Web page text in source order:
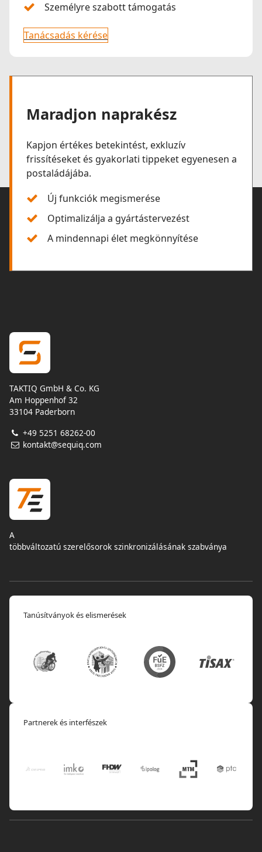
Személyre szabott támogatás
Tanácsadás kérése
Maradjon naprakész
Kapjon értékes betekintést, exkluzív
frissítéseket és gyakorlati tippeket egyenesen a
postaládájába.
Új funkciók megismerése
Optimalizálja a gyártástervezést
A mindennapi élet megkönnyítése
TAKTIQ GmbH & Co. KG
Am Hoppenhof 32
33104 Paderborn
+49 5251 68262-00
kontakt@sequiq.com
A
többváltozatú szerelősorok szinkronizálásának szabványa
Tanúsítványok és elismerések
Partnerek és interfészek